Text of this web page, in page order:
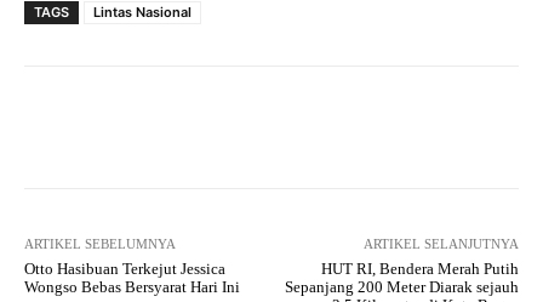
TAGS Lintas Nasional
ARTIKEL SEBELUMNYA
Otto Hasibuan Terkejut Jessica
Wongso Bebas Bersyarat Hari Ini
ARTIKEL SELANJUTNYA
HUT RI, Bendera Merah Putih
Sepanjang 200 Meter Diarak sejauh